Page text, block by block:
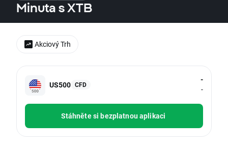
Minuta s XTB
US500 CFD
-
-
Stáhněte si bezplatnou aplikaci
Akciový Trh